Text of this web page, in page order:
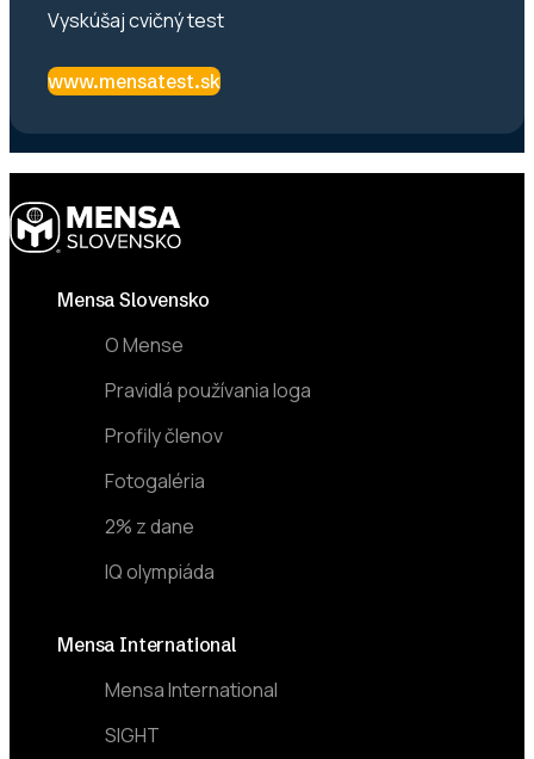
Vyskúšaj cvičný test
www.mensatest.sk
FooterMensa Slovensko
O Mense
Pravidlá používania loga
Profily členov
Fotogaléria
2% z dane
IQ olympiáda
Mensa International
Mensa International
SIGHT